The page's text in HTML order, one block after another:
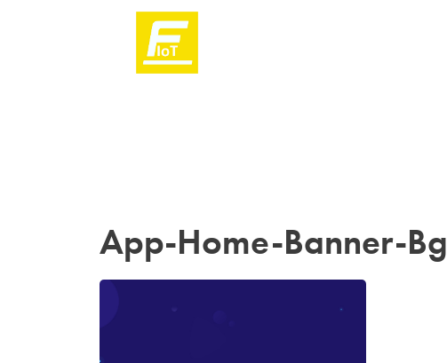
App-Home-Banner-Bg